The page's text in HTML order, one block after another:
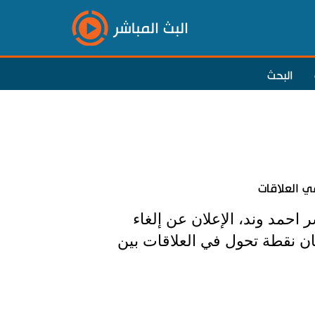
البث المباشر
البحث
العلاقات
احمد وند، الإعلان عن إلغاء
نقطة تحول في العلاقات بين